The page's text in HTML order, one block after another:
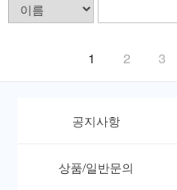
1 2 3
공지사항
상품/일반문의